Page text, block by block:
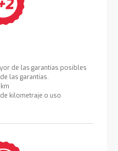
de las garantías posibles
las garantías.
kilometraje o uso